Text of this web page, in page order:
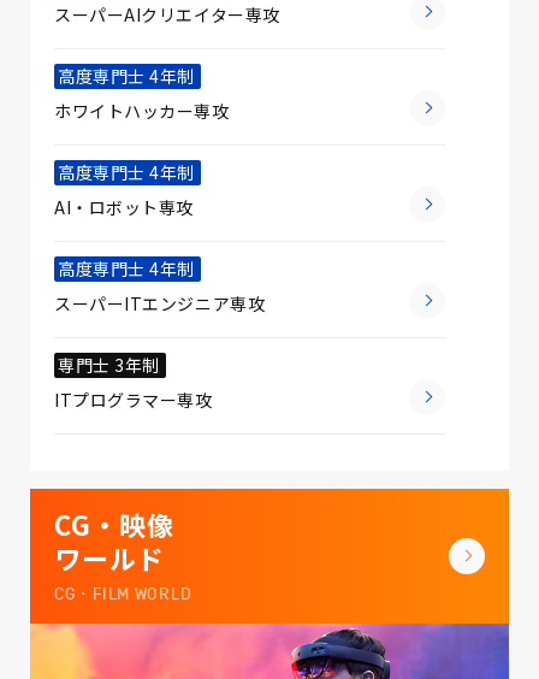
スーパーAIクリエイター専攻
高度専門士 4年制
ホワイトハッカー専攻
高度専門士 4年制
AI・ロボット専攻
高度専門士 4年制
スーパーITエンジニア専攻
専門士 3年制
ITプログラマー専攻
CG・映像
ワールド
CG・FILM WORLD